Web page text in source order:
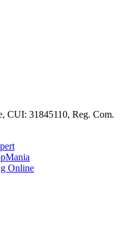
CUI: 31845110, Reg. Com.